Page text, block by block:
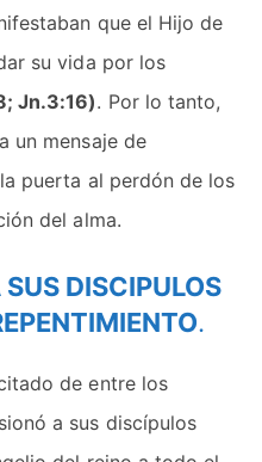
que el Hijo de
su vida por los
Jn.3:16). Por lo tanto,
un mensaje de
puerta al perdón de los
del alma.
DISCIPULOS
.
de entre los
a sus discípulos